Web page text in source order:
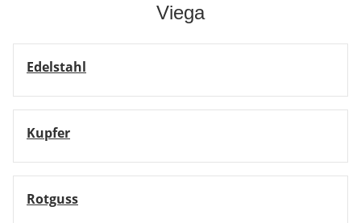
Viega
Edelstahl
Kupfer
Rotguss